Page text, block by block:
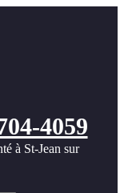
4059
à St-Jean sur